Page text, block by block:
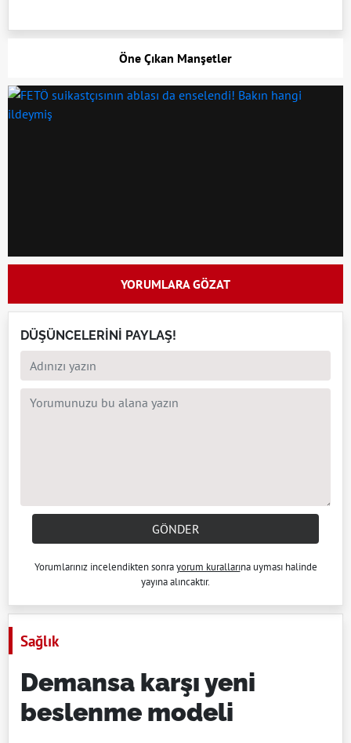
Öne Çıkan Manşetler
YORUMLARA GÖZAT
DÜŞÜNCELERİNİ PAYLAŞ!
GÖNDER
Yorumlarınız incelendikten sonrayorum kurallarına uyması halinde
yayına alıncaktır.
Sağlık
Demansa karşı yeni
beslenme modeli